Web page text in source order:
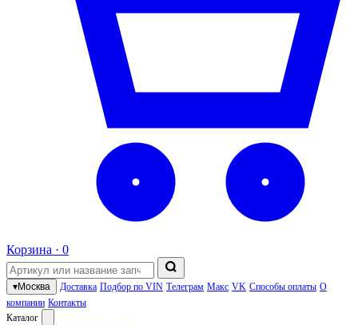
Корзина · 0
▾Москва Доставка Подбор по VIN Телеграм Макс VK Способы оплаты О
компании Контакты
Каталог